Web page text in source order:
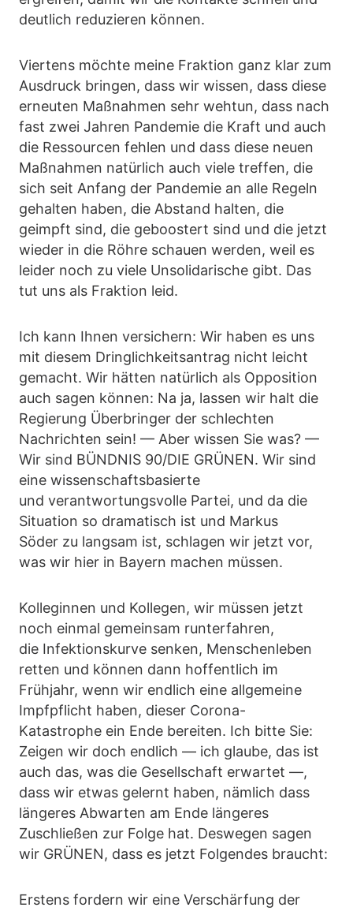
deutlich reduzieren können.
Viertens möchte meine Fraktion ganz klar zum
Ausdruck bringen, dass wir wissen, dass diese
erneuten Maßnahmen sehr wehtun, dass nach
fast zwei Jahren Pandemie die Kraft und auch
die Ressourcen fehlen und dass diese neuen
Maßnahmen natürlich auch viele treffen, die
sich seit Anfang der Pandemie an alle Regeln
gehalten haben, die Abstand halten, die
geimpft sind, die geboostert sind und die jetzt
wieder in die Röhre schauen werden, weil es
leider noch zu viele Unsolidarische gibt. Das
tut uns als Fraktion leid.
Ich kann Ihnen versichern: Wir haben es uns
mit diesem Dringlichkeitsantrag nicht leicht
gemacht. Wir hätten natürlich als Opposition
auch sagen können: Na ja, lassen wir halt die
Regierung Überbringer der schlechten
Nachrichten sein! — Aber wissen Sie was? —
Wir sind BÜNDNIS 90/DIE GRÜNEN. Wir sind
eine wissenschaftsbasierte
und verantwortungsvolle Partei, und da die
Situation so dramatisch ist und Markus
Söder zu langsam ist, schlagen wir jetzt vor,
was wir hier in Bayern machen müssen.
Kolleginnen und Kollegen, wir müssen jetzt
noch einmal gemeinsam runterfahren,
die Infektionskurve senken, Menschenleben
retten und können dann hoffentlich im
Frühjahr, wenn wir endlich eine allgemeine
Impfpflicht haben, dieser Corona-
Katastrophe ein Ende bereiten. Ich bitte Sie:
Zeigen wir doch endlich — ich glaube, das ist
auch das, was die Gesellschaft erwartet —,
dass wir etwas gelernt haben, nämlich dass
längeres Abwarten am Ende längeres
Zuschließen zur Folge hat. Deswegen sagen
wir GRÜNEN, dass es jetzt Folgendes braucht:
Erstens fordern wir eine Verschärfung der